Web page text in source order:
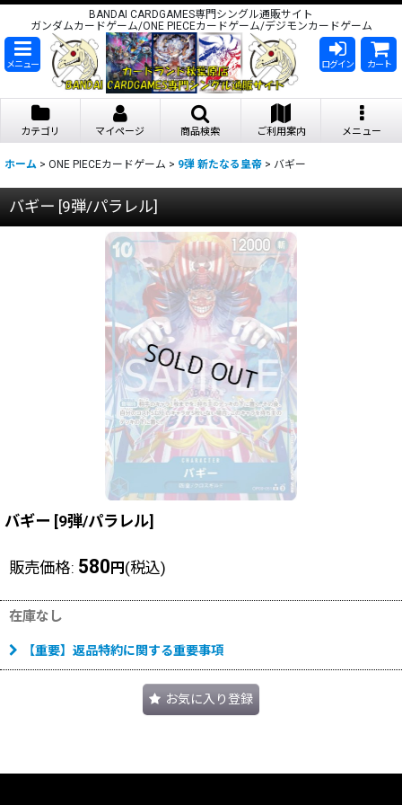
BANDAI CARDGAMES専門シングル通販サイト
ガンダムカードゲーム/ONE PIECEカードゲーム/デジモンカードゲーム
メニュー ログイン カート
カテゴリ マイページ 商品検索 ご利用案内 メニュー
ホーム > ONE PIECEカードゲーム > 9弾 新たなる皇帝 > バギー
バギー [9弾/パラレル]
バギー [9弾/パラレル]
販売価格: 580 円 (税込)
在庫なし
【重要】返品特約に関する重要事項
お気に入り登録